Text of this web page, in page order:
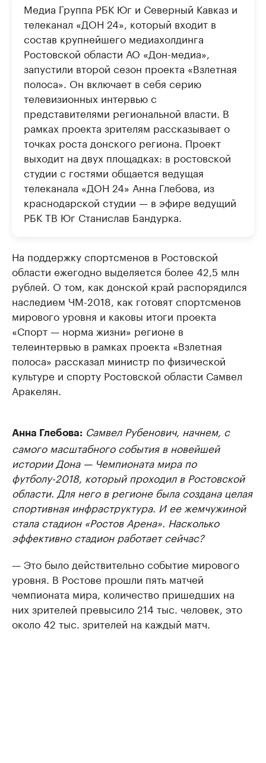
Медиа Группа РБК Юг и Северный Кавказ и
телеканал «ДОН 24», который входит в
состав крупнейшего медиахолдинга
Ростовской области АО «Дон-медиа»,
запустили второй сезон проекта «Взлетная
полоса». Он включает в себя серию
телевизионных интервью с
представителями региональной власти. В
рамках проекта зрителям рассказывает о
точках роста донского региона. Проект
выходит на двух площадках: в ростовской
студии с гостями общается ведущая
телеканала «ДОН 24» Анна Глебова, из
краснодарской студии — в эфире ведущий
РБК ТВ Юг Станислав Бандурка.
На поддержку спортсменов в Ростовской
области ежегодно выделяется более 42,5 млн
рублей. О том, как донской край распорядился
наследием ЧМ-2018, как готовят спортсменов
мирового уровня и каковы итоги проекта
«Спорт — норма жизни» регионе в
телеинтервью в рамках проекта «Взлетная
полоса» рассказал министр по физической
культуре и спорту Ростовской области Самвел
Аракелян.
Анна Глебова: Самвел Рубенович, начнем, с
самого масштабного события в новейшей
истории Дона — Чемпионата мира по
футболу-2018, который проходил в Ростовской
области. Для него в регионе была создана целая
спортивная инфраструктура. И ее жемчужиной
стала стадион «Ростов Арена». Насколько
эффективно стадион работает сейчас?
— Это было действительно событие мирового
уровня. В Ростове прошли пять матчей
чемпионата мира, количество пришедших на
них зрителей превысило 214 тыс. человек, это
около 42 тыс. зрителей на каждый матч.